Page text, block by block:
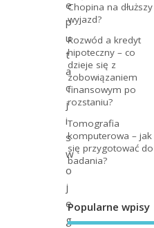
e
p
u
t
a
c
j
i
s
w
o
j
e
g
Chopina na dłuższy
wyjazd?
Rozwód a kredyt
hipoteczny – co
dzieje się z
zobowiązaniem
finansowym po
rozstaniu?
Tomografia
komputerowa – jak
się przygotować do
badania?
Popularne wpisy